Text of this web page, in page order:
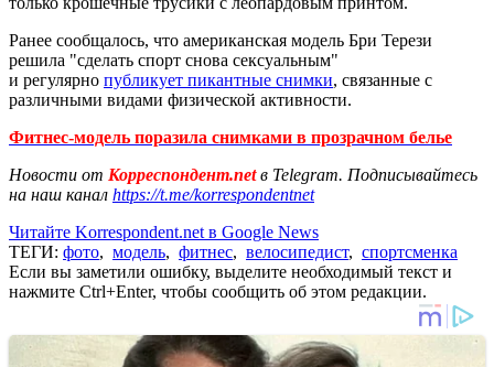
Ранее сообщалось, что американская модель Бри Терези
решила "сделать спорт снова сексуальным"
и регулярно публикует пикантные снимки, связанные с
различными видами физической активности.
Фитнес-модель поразила снимками в прозрачном белье
Новости от Корреспондент.netв Telegram. Подписывайтесь
на наш канал https://t.me/korrespondentnet
Читайте Korrespondent.net в Google News
ТЕГИ: фото, модель, фитнес, велосипедист, спортсменка
Если вы заметили ошибку, выделите необходимый текст и
нажмите Ctrl+Enter, чтобы сообщить об этом редакции.